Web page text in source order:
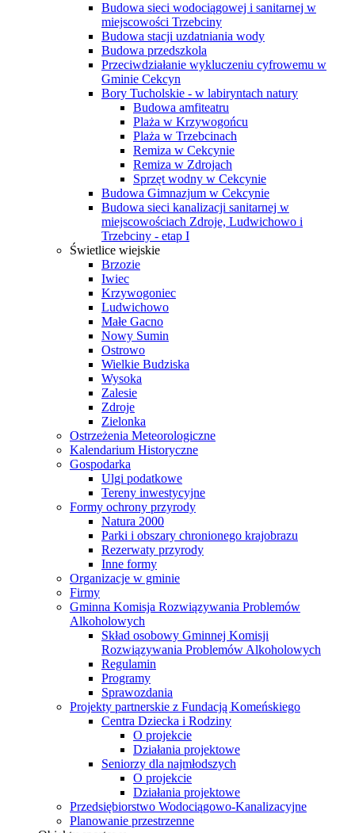
Budowa sieci wodociągowej i sanitarnej w
miejscowości Trzebciny
Budowa stacji uzdatniania wody
Budowa przedszkola
Przeciwdziałanie wykluczeniu cyfrowemu w
Gminie Cekcyn
Bory Tucholskie - w labiryntach natury
Budowa amfiteatru
Plaża w Krzywogońcu
Plaża w Trzebcinach
Remiza w Cekcynie
Remiza w Zdrojach
Sprzęt wodny w Cekcynie
Budowa Gimnazjum w Cekcynie
Budowa sieci kanalizacji sanitarnej w
miejscowościach Zdroje, Ludwichowo i
Trzebciny - etap I
Świetlice wiejskie
Brzozie
Iwiec
Krzywogoniec
Ludwichowo
Małe Gacno
Nowy Sumin
Ostrowo
Wielkie Budziska
Wysoka
Zalesie
Zdroje
Zielonka
Ostrzeżenia Meteorologiczne
Kalendarium Historyczne
Gospodarka
Ulgi podatkowe
Tereny inwestycyjne
Formy ochrony przyrody
Natura 2000
Parki i obszary chronionego krajobrazu
Rezerwaty przyrody
Inne formy
Organizacje w gminie
Firmy
Gminna Komisja Rozwiązywania Problemów
Alkoholowych
Skład osobowy Gminnej Komisji
Rozwiązywania Problemów Alkoholowych
Regulamin
Programy
Sprawozdania
Projekty partnerskie z Fundacją Komeńskiego
Centra Dziecka i Rodziny
O projekcie
Działania projektowe
Seniorzy dla najmłodszych
O projekcie
Działania projektowe
Przedsiębiorstwo Wodociągowo-Kanalizacyjne
Planowanie przestrzenne